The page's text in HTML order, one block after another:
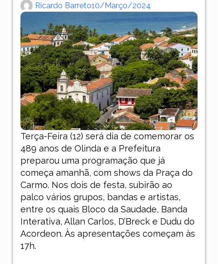
Ricardo Barreto10/março/2024
Terça-Feira (12) será dia de comemorar os
489 anos de Olinda e a Prefeitura
preparou uma programação que já
começa amanhã, com shows da Praça do
Carmo. Nos dois de festa, subirão ao
palco vários grupos, bandas e artistas,
entre os quais Bloco da Saudade, Banda
Interativa, Allan Carlos, D’Breck e Dudu do
Acordeon. Às apresentações começam às
17h.